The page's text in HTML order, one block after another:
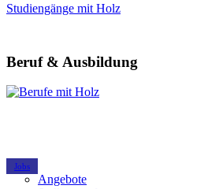
Jobs
Angebote
Studiengänge mit Holz
Beruf & Ausbildung